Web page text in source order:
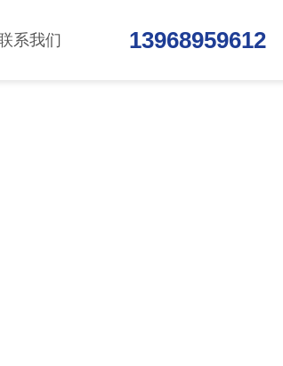
系我们 13968959612